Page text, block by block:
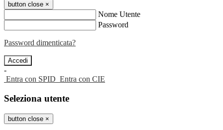
button close ×
Nome Utente
Password
Password dimenticata?
-
Entra con SPID Entra con CIE
Seleziona utente
button close ×